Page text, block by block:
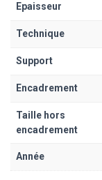
Epaisseur
Technique
Support
Encadrement
Taille hors
encadrement
Année